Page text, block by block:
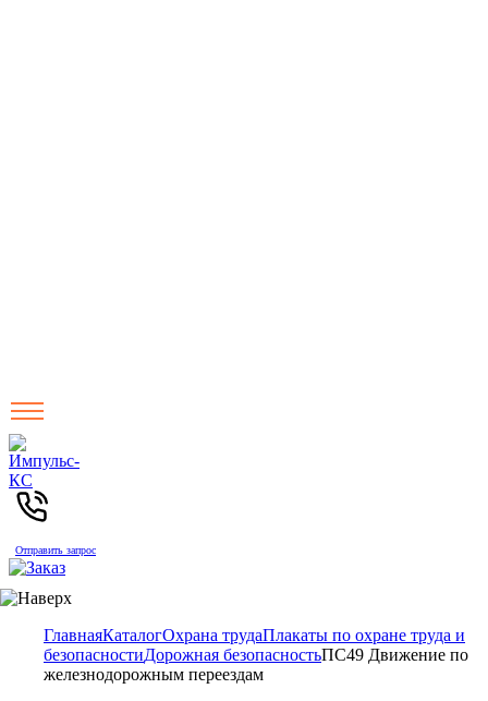
Отправить запрос
ГлавнаяКаталогОхрана трудаПлакаты по охране труда и
безопасностиДорожная безопасностьПС49 Движение по
железнодорожным переездам